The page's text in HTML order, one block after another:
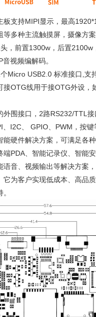
支持MIPI显示，最高
等多种主流触摸屏，摄像方
，前置1300w，后置
视频编解码。
USB2.0 标准接口,支
接OTG线用于接OTG外设，
围接口，2路RS232/TTL接
、I2C、 GPIO、PWM，按
能硬件解决方案，可满足各
端PDA、智能记录仪、智能
语音、视频输出等解决方案
它为客户实现低成本、高品